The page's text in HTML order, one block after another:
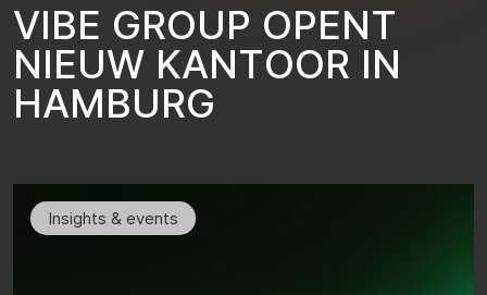
VIBE GROUP OPENT
NIEUW KANTOOR IN
HAMBURG
Insights & events